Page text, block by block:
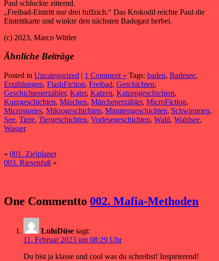
Paul schluckte zitternd.
„Freibad-Eintritt nur drei fuffzich.“ Das Krokodil reichte Paul die
Eintrittkarte und winkte den nächsten Badegast herbei.
(c) 2023, Marco Wittler
Ähnliche Beiträge
Posted in Uncategorized | 1 Comment » Tags: baden, Badesee,
Erzählungen, FlashFiction, Freibad, Geschichten,
Geschichtenerzähler, Kater, Katzen, Katzengeschichten,
Kurzgeschichten, Märchen, Märchenerzähler, MicroFiction,
Microstories, Mikrogeschichten, Minutengeschichten, Schwimmen,
See, Tiere, Tiergeschichten, Vorlesegeschichten, Wald, Waldsee,
Wasser
« 001. Zielplanet
003. Riesenfuß »
One Commentto 002. Mafia-Methoden
LuluDüse sagt:
11. Februar 2023 um 08:29 Uhr
Du bist ja klasse und cool was du schreibst! Inspirierend!